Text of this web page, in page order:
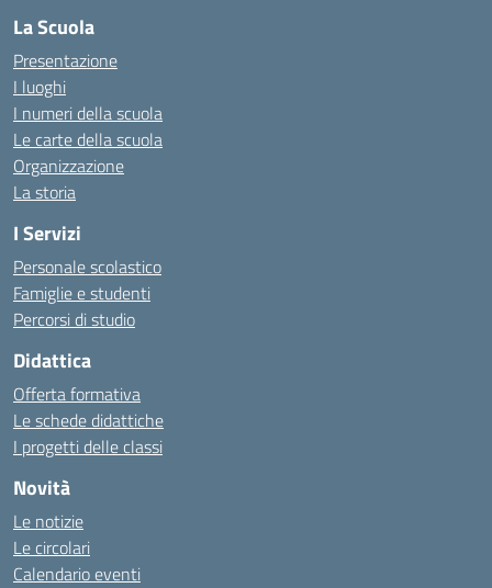
La Scuola
Presentazione
I luoghi
I numeri della scuola
Le carte della scuola
Organizzazione
La storia
I Servizi
Personale scolastico
Famiglie e studenti
Percorsi di studio
Didattica
Offerta formativa
Le schede didattiche
I progetti delle classi
Novità
Le notizie
Le circolari
Calendario eventi